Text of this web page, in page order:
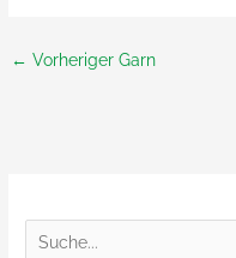
← Vorheriger Garn